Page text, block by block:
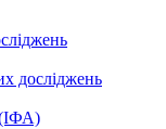
досліджень